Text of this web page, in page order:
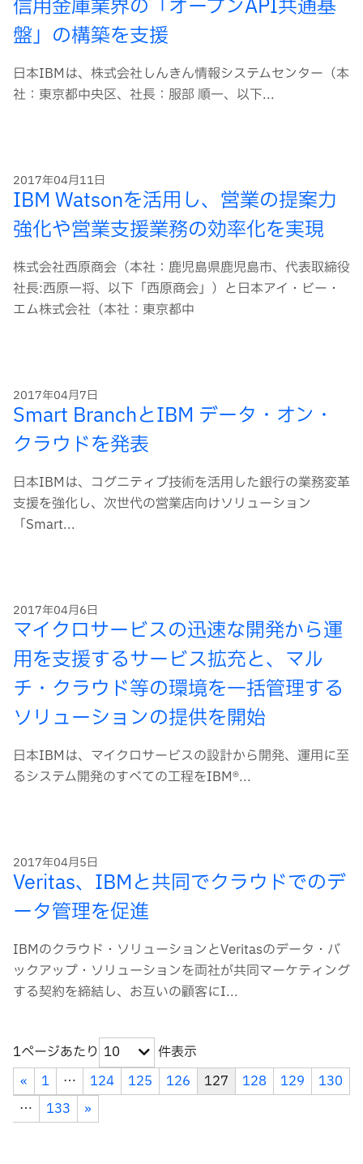
信用金庫業界の「オープンAPI共通基
盤」の構築を支援
日本IBMは、株式会社しんきん情報システムセンター（本
社：東京都中央区、社長：服部 順一、以下...
2017年04月11日
IBM Watsonを活用し、営業の提案力
強化や営業支援業務の効率化を実現
株式会社西原商会（本社：鹿児島県鹿児島市、代表取締役
社長:西原一将、以下「西原商会」）と日本アイ・ビー・
エム株式会社（本社：東京都中
2017年04月7日
Smart BranchとIBM データ・オン・
クラウドを発表
日本IBMは、コグニティブ技術を活用した銀行の業務変革
支援を強化し、次世代の営業店向けソリューション
「Smart...
2017年04月6日
マイクロサービスの迅速な開発から運
用を支援するサービス拡充と、マル
チ・クラウド等の環境を一括管理する
ソリューションの提供を開始
日本IBMは、マイクロサービスの設計から開発、運用に至
るシステム開発のすべての工程をIBM®...
2017年04月5日
Veritas、IBMと共同でクラウドでのデ
ータ管理を促進
IBMのクラウド・ソリューションとVeritasのデータ・バ
ックアップ・ソリューションを両社が共同マーケティング
する契約を締結し、お互いの顧客にI...
1ページあたり 10
件表示
«
1 … 124 125 126 127 128 129
130
…
133 »